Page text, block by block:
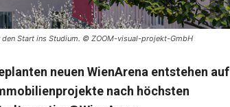
den Start ins Studium. © ZOOM-visual-projekt-GmbH
neuen WienArena entstehen auf
nach höchsten